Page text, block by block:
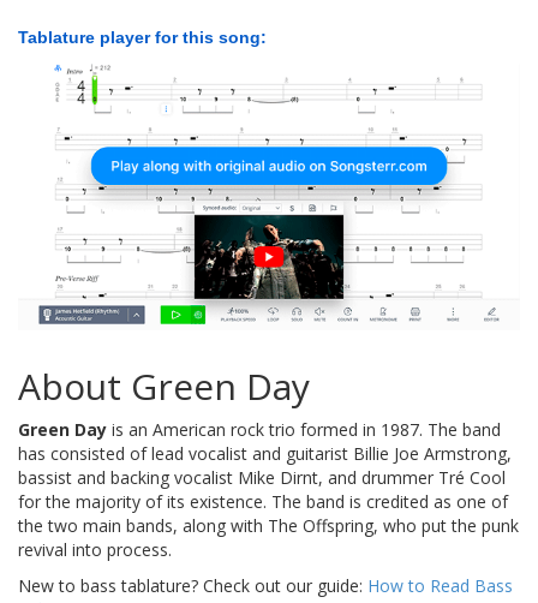
Tablature player for this song:
About Green Day
Green Day is an American rock trio formed in 1987. The band
has consisted of lead vocalist and guitarist Billie Joe Armstrong,
bassist and backing vocalist Mike Dirnt, and drummer Tré Cool
for the majority of its existence. The band is credited as one of
the two main bands, along with The Offspring, who put the punk
revival into process.
New to bass tablature? Check out our guide: How to Read Bass